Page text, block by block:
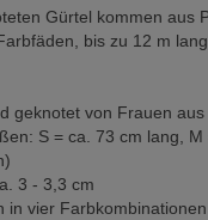
Gürtel kommen aus
bis zu 12 m
geknotet von Frauen
S = ca. 73 cm lang,
3 - 3,3 cm
in vier Farbkombinationen